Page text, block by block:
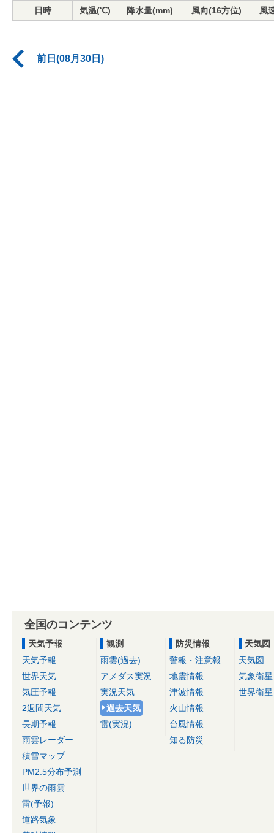
日時 気温(℃) 降水量(mm) 風向(16方位) 風
前日(08月30日)
全国のコンテンツ
天気予報
天気予報
世界天気
気圧予報
2週間天気
長期予報
雨雲レーダー
積雪マップ
PM2.5分布予測
世界の雨雲
雷(予報)
道路気象
観測
雨雲(過去)
アメダス実況
実況天気
過去天気
雷(実況)
防災情報
警報・注意報
地震情報
津波情報
火山情報
台風情報
知る防災
天気図
天気図
気象衛星
世界衛星